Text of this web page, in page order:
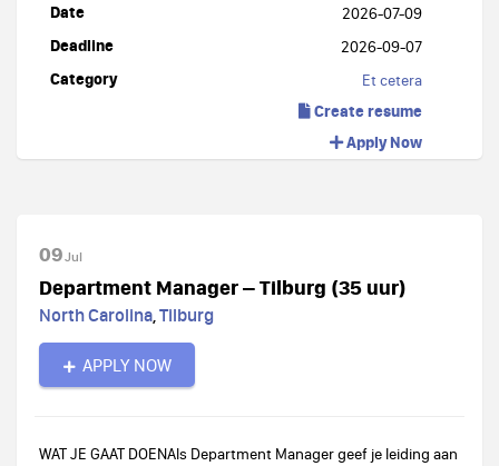
Date 2026-07-09
Deadline 2026-09-07
Category Et cetera
Create resume
Apply Now
09Jul
Department Manager – Tilburg (35 uur)
North Carolina,Tilburg
APPLY NOW
WAT JE GAAT DOENAls Department Manager geef je leiding aan